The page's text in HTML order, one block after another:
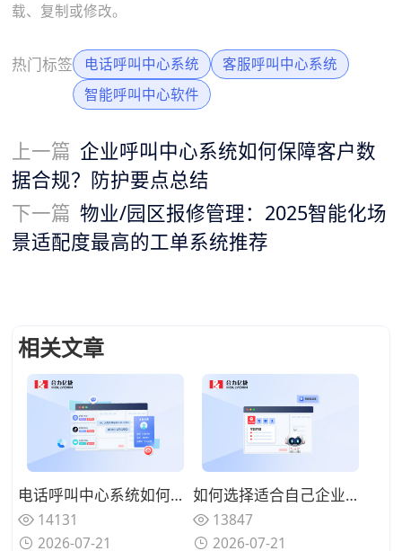
载、复制或修改。
热门标签 电话呼叫中心系统
客服呼叫中心系统
智能呼叫中心软件
上一篇 企业呼叫中心系统如何保障客户数
据合规？防护要点总结
下一篇 物业/园区报修管理：2025智能化场
景适配度最高的工单系统推荐
相关文章
电话呼叫中心系统如何与在线渠道融合？全触点统一路由的协同方案
14131
2026-07-21
如何选择适合自己企业的电话呼叫中心系统？功能匹配与扩展性的权衡
13847
2026-07-21